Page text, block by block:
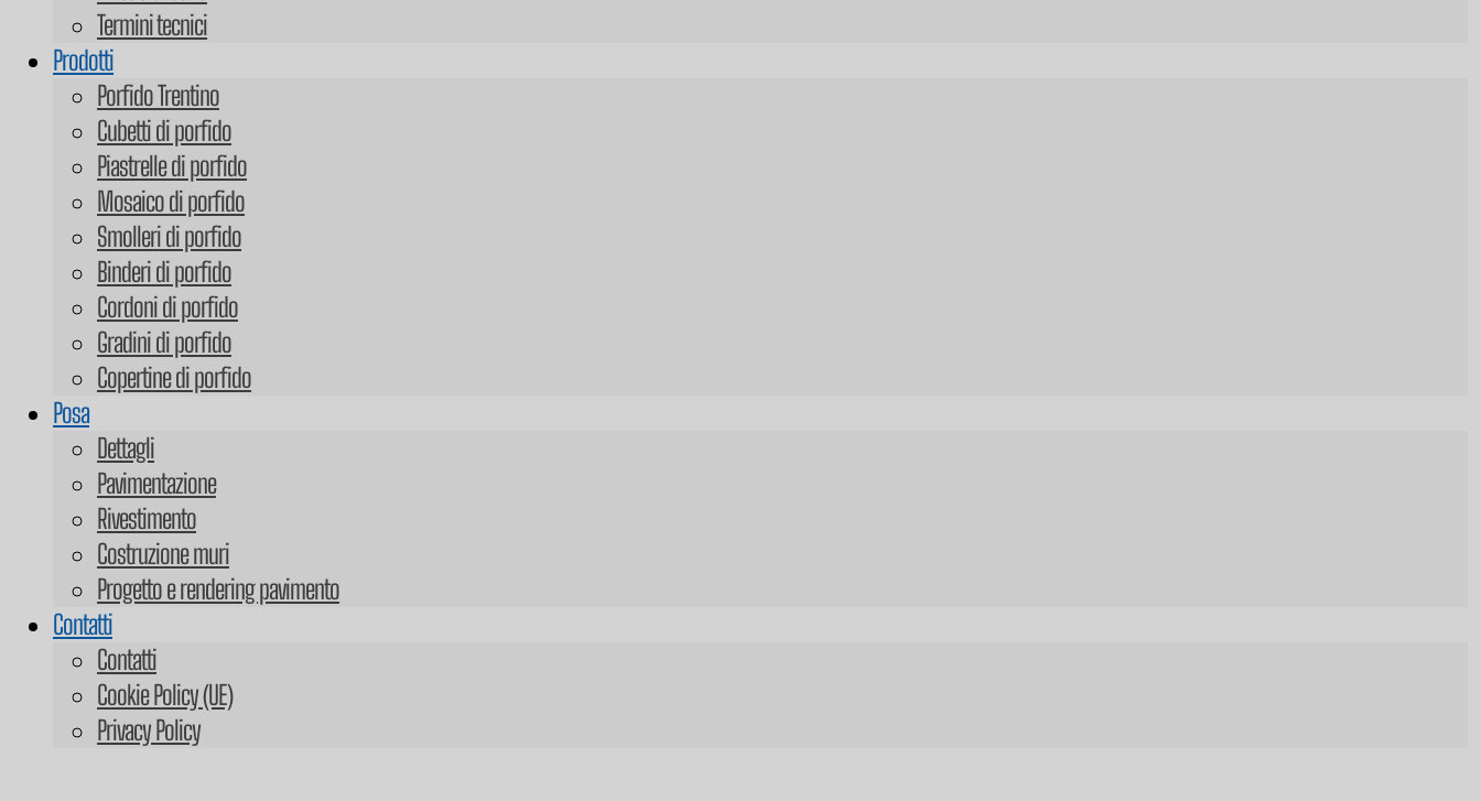
Termini tecnici
Prodotti
Porfido Trentino
Cubetti di porfido
Piastrelle di porfido
Mosaico di porfido
Smolleri di porfido
Binderi di porfido
Cordoni di porfido
Gradini di porfido
Copertine di porfido
Posa
Dettagli
Pavimentazione
Rivestimento
Costruzione muri
Progetto e rendering pavimento
Contatti
Contatti
Cookie Policy (UE)
Privacy Policy